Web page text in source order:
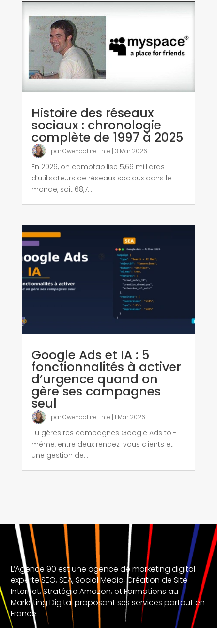
Histoire des réseaux
sociaux : chronologie
complète de 1997 à 2025
parGwendoline Ente | 3 Mar 2026
En 2026, on comptabilise 5,66 milliards
d’utilisateurs de réseaux sociaux dans le
monde, soit 68,7...
Google Ads et IA : 5
fonctionnalités à activer
d’urgence quand on
gère ses campagnes
seul
parGwendoline Ente | 1 Mar 2026
Tu gères tes campagnes Google Ads toi-
même, entre deux rendez-vous clients et
une gestion de...
L’Agence 90 est une agence de marketing digital
experte SEO, SEA, Social Media, Création de Site
Internet, Stratégie Amazon, et Formations au
Marketing Digital proposant ses services partout en
France.